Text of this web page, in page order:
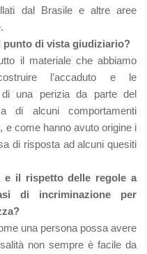
dal Brasile e altre aree
punto di vista giudiziario?
il materiale che abbiamo
l’accaduto e le
una perizia da parte del
di alcuni comportamenti
e come hanno avuto origine i
di risposta ad alcuni quesiti
e il rispetto delle regole a
di incriminazione per
una persona possa avere
non sempre è facile da